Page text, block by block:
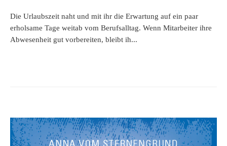
Die Urlaubszeit naht und mit ihr die Erwartung auf ein paar
erholsame Tage weitab vom Berufsalltag. Wenn Mitarbeiter ihre
Abwesenheit gut vorbereiten, bleibt ih...